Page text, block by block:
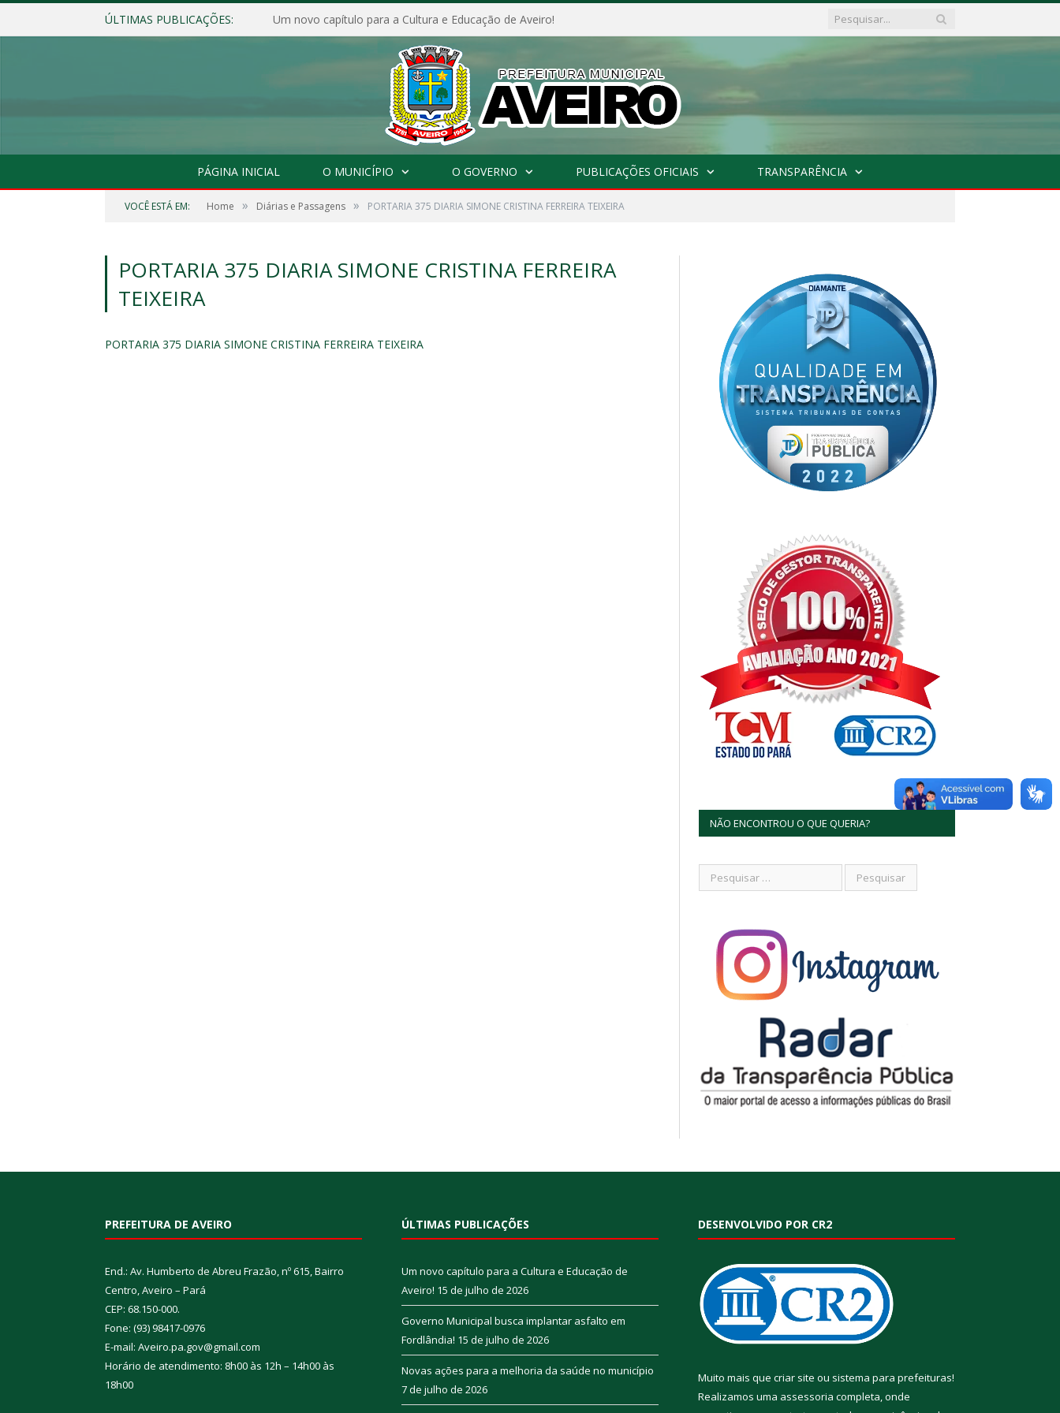
ÚLTIMAS PUBLICAÇÕES: Um novo capítulo para a Cultura e Educação de Aveiro!
PÁGINA INICIAL O MUNICÍPIO O GOVERNO PUBLICAÇÕES OFICIAIS TRANSPARÊNCIA
VOCÊ ESTÁ EM: Home » Diárias e Passagens » PORTARIA 375 DIARIA SIMONE CRISTINA FERREIRA TEIXEIRA
PORTARIA 375 DIARIA SIMONE CRISTINA FERREIRA
TEIXEIRA
PORTARIA 375 DIARIA SIMONE CRISTINA FERREIRA TEIXEIRA
NÃO ENCONTROU O QUE QUERIA?
PREFEITURA DE AVEIRO
End.: Av. Humberto de Abreu Frazão, nº 615, Bairro
Centro, Aveiro – Pará
CEP: 68.150-000.
Fone: (93) 98417-0976
E-mail: Aveiro.pa.gov@gmail.com
Horário de atendimento: 8h00 às 12h – 14h00 às
18h00
ÚLTIMAS PUBLICAÇÕES
Um novo capítulo para a Cultura e Educação de
Aveiro! 15 de julho de 2026
Governo Municipal busca implantar asfalto em
Fordlândia! 15 de julho de 2026
Novas ações para a melhoria da saúde no município
7 de julho de 2026
DESENVOLVIDO POR CR2
Muito mais que criar site ou sistema para prefeituras!
Realizamos uma assessoria completa, onde